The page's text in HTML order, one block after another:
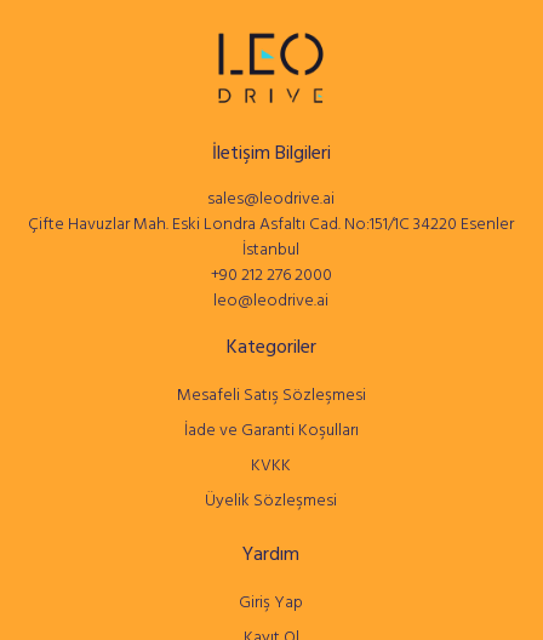
Kategoriler
Mesafeli Satış Sözleşmesi
İade ve Garanti Koşulları
KVKK
Üyelik Sözleşmesi
İletişim Bilgileri
sales@leodrive.ai
Çifte Havuzlar Mah. Eski Londra Asfaltı Cad. No:151/1C 34220 Esenler
İstanbul
+90 212 276 2000
leo@leodrive.ai
Yardım
Giriş Yap